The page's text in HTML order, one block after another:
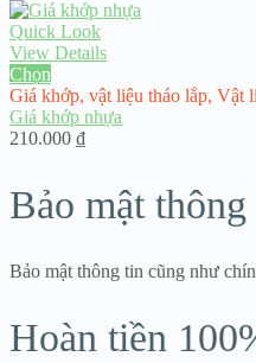
Quick Look
View Details
Chọn
Giá khớp, vật liệu tháo lắp, Vật
Giá khớp nhựa
210.000 ₫
Bảo mật
Bảo mật thông tin cũng như
Hoàn tiền